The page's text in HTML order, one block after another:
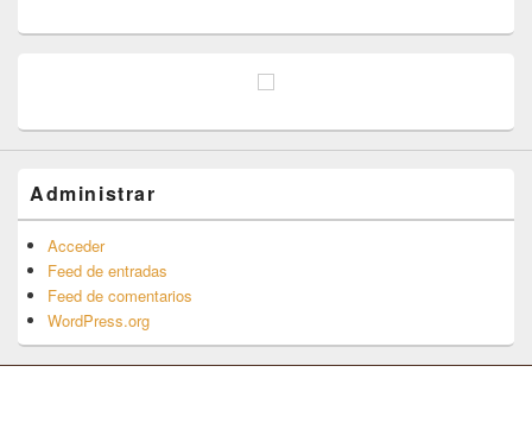
Administrar
Acceder
Feed de entradas
Feed de comentarios
WordPress.org